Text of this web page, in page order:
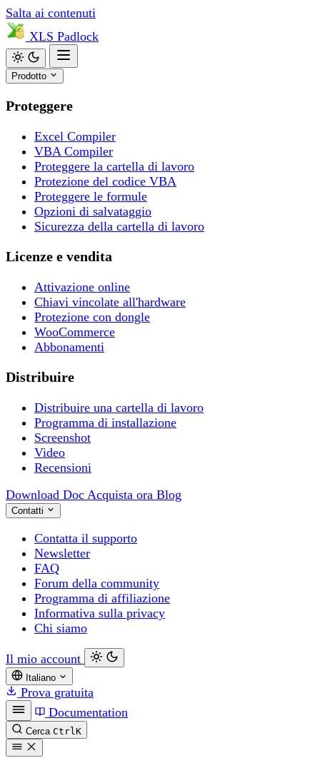
Salta ai contenuti
XLS Padlock
Prodotto
Proteggere
Excel Compiler
VBA Compiler
Proteggere la cartella di lavoro
Protezione del codice VBA
Proteggere le formule
Opzioni di salvataggio
Sicurezza della cartella di lavoro
Licenze e vendita
Attivazione online
Chiavi vincolate all'hardware
Protezione con dongle
WooCommerce
Abbonamenti
Distribuire
Distribuire una cartella di lavoro
Programma di installazione
Screenshot
Video
Recensioni
Download Doc Acquista ora Blog
Contatti
Contatta il supporto
Newsletter
FAQ
Forum della community
Programma di affiliazione
Informativa sulla privacy
Chi siamo
Il mio account
Italiano
Prova gratuita
Documentation
Cerca CtrlK